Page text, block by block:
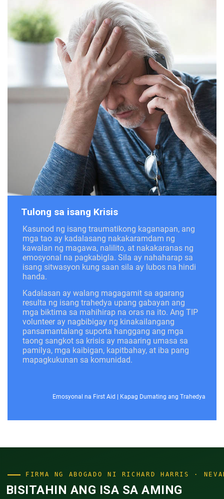
Tulong sa isang Krisis
Kasunod ng isang traumatikong kaganapan, ang
mga tao ay kadalasang nakakaramdam ng
kawalan ng magawa, nalilito, at nakakaranas ng
emosyonal na pagkabigla. Sila ay nahaharap sa
isang sitwasyon kung saan sila ay lubos na hindi
handa.
Kadalasan ay walang magagamit sa agarang
resulta ng isang trahedya upang gabayan ang
mga biktima sa mahihirap na oras na ito. Ang TIP
volunteer ay nagbibigay ng kinakailangang
pansamantalang suporta hanggang ang mga
taong sangkot sa krisis ay maaaring umasa sa
pamilya, mga kaibigan, kapitbahay, at iba pang
mapagkukunan sa komunidad.
Emosyonal na First Aid Kapag Dumating ang Trahedya
FIRMA NG ABOGADO NI RICHARD HARRIS ·
BISITAHIN ANG ISA SA AMING